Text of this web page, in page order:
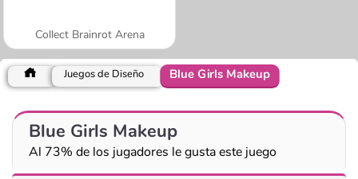
Collect Brainrot Arena
Juegos de Diseño Blue Girls Makeup
Blue Girls Makeup
Al 73% de los jugadores le gusta este juego